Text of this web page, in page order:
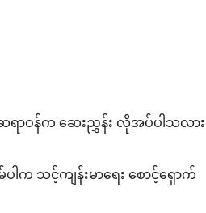
ရာဝန်က ဆေးညွှန်း လိုအပ်ပါသလား
က သင့်ကျန်းမာရေး စောင့်ရှောက်